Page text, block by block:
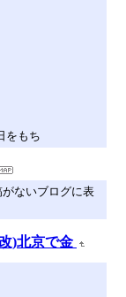
をもち
ないブログに表
)北京で金